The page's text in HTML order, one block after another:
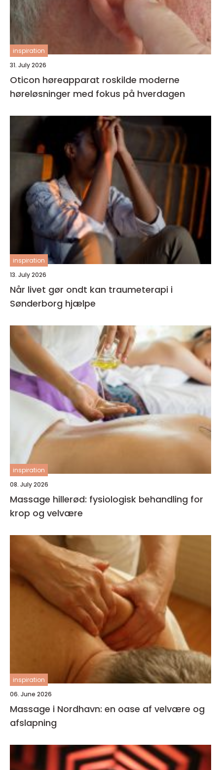
inspiration
31. July 2026
Oticon høreapparat roskilde moderne
høreløsninger med fokus på hverdagen
inspiration
13. July 2026
Når livet gør ondt kan traumeterapi i
Sønderborg hjælpe
inspiration
08. July 2026
Massage hillerød: fysiologisk behandling for
krop og velvære
inspiration
06. June 2026
Massage i Nordhavn: en oase af velvære og
afslapning